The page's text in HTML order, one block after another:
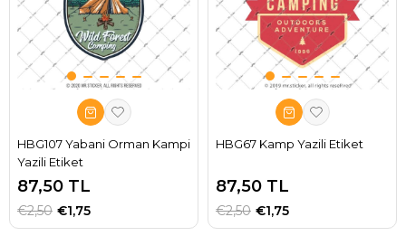
HBG107 Yabani Orman Kampi
Yazili Etiket
87,50 TL
€1,75
€2,50
HBG67 Kamp Yazili Etiket
87,50 TL
€1,75
€2,50